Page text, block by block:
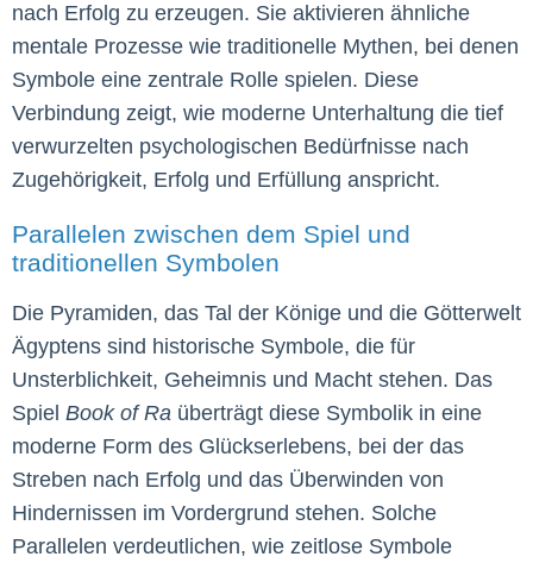
nach Erfolg zu erzeugen. Sie aktivieren ähnliche
mentale Prozesse wie traditionelle Mythen, bei denen
Symbole eine zentrale Rolle spielen. Diese
Verbindung zeigt, wie moderne Unterhaltung die tief
verwurzelten psychologischen Bedürfnisse nach
Zugehörigkeit, Erfolg und Erfüllung anspricht.
Parallelen zwischen dem Spiel und
traditionellen Symbolen
Die Pyramiden, das Tal der Könige und die Götterwelt
Ägyptens sind historische Symbole, die für
Unsterblichkeit, Geheimnis und Macht stehen. Das
Spiel Book of Ra überträgt diese Symbolik in eine
moderne Form des Glückserlebens, bei der das
Streben nach Erfolg und das Überwinden von
Hindernissen im Vordergrund stehen. Solche
Parallelen verdeutlichen, wie zeitlose Symbole